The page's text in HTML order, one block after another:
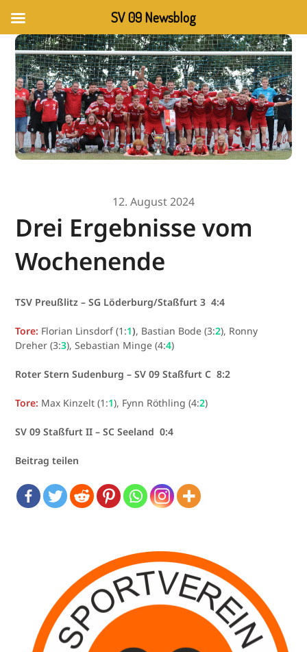
12. August 2024
Drei Ergebnisse vom
Wochenende
TSV Preußlitz – SG Löderburg/Staßfurt 3 4:4
Tore: Florian Linsdorf (1:1), Bastian Bode (3:2), Ronny
Dreher (3:3), Sebastian Minge (4:4)
Roter Stern Sudenburg – SV 09 Staßfurt C 8:2
Tore: Max Kinzelt (1:1), Fynn Röthling (4:2)
SV 09 Staßfurt II – SC Seeland 0:4
Beitrag teilen
SV 09 Newsblog